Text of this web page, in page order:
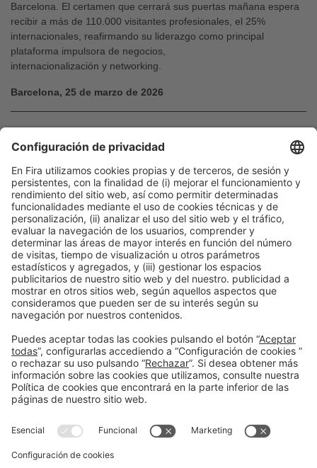
Barcelona. El certamen que cerrará sus puertas mañana espera
recibir a más de 110.000 visitantes profesionales, el 25%
internacionales, reafirmando su liderazgo como principal
plataforma impulsora de negocios,
internacionalización y networking.
Barcelona, 25 de marzo de 2026
Contacto de prensa
Susanna Santamaría
(+34) 93 452 11 04
ssantamaria@alimentaria.com
Material gráfico
Facebook Twitter
LinkedIn WhatsApp
Email Print
Información generalAviso legal